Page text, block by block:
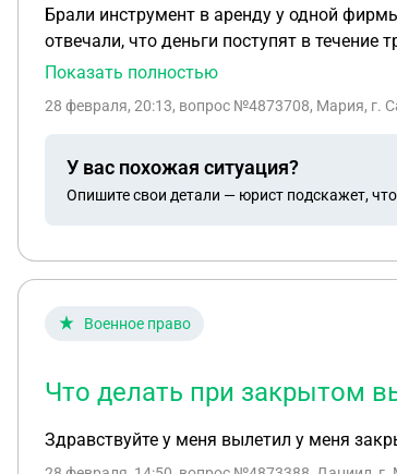
Брали инструмент в аренду у одной фирмы через их
отвечали, что деньги поступят в течение
Показать полностью
28 февраля, 20:13, вопрос №4873708, Мария, г.
У вас похожая ситуация?
Опишите свои детали — юрист подскажет,
Военное право
Что делать при закрытом
Здравствуйте у меня вылетил у меня